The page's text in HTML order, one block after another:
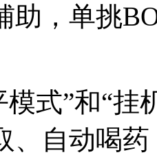
助，单挑
模式”和“挂
、自动喝